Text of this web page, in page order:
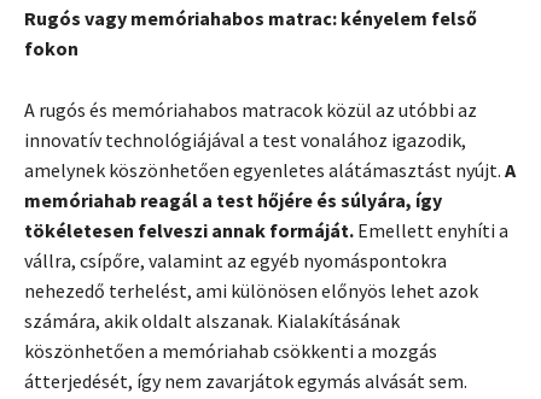
Rugós vagy memóriahabos matrac: kényelem felső
fokon
A rugós és memóriahabos matracok közül az utóbbi az
innovatív technológiájával a test vonalához igazodik,
amelynek köszönhetően egyenletes alátámasztást nyújt. A
memóriahab reagál a test hőjére és súlyára, így
tökéletesen felveszi annak formáját. Emellett enyhíti a
vállra, csípőre, valamint az egyéb nyomáspontokra
nehezedő terhelést, ami különösen előnyös lehet azok
számára, akik oldalt alszanak. Kialakításának
köszönhetően a memóriahab csökkenti a mozgás
átterjedését, így nem zavarjátok egymás alvását sem.